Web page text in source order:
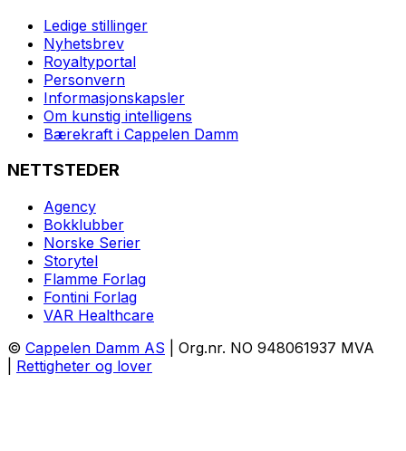
Ledige stillinger
Nyhetsbrev
Royaltyportal
Personvern
Informasjonskapsler
Om kunstig intelligens
Bærekraft i Cappelen Damm
NETTSTEDER
Agency
Bokklubber
Norske Serier
Storytel
Flamme Forlag
Fontini Forlag
VAR Healthcare
© Cappelen Damm AS | Org.nr. NO 948061937 MVA
Rettigheter og lover